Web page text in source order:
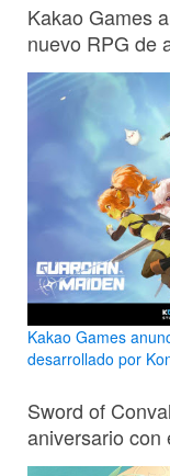
Kakao Games
nuevo RPG de
Kakao Games
desarrollado por
Sword of
aniversario con